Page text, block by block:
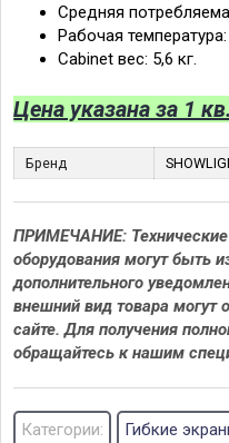
Средняя
Рабочая
Cabinet вес: 5,6 кг.
Цена указана за 1
Бренд
ПРИМЕЧАНИЕ: Технические
оборудования могут быть
дополнительного
внешний вид товара могут
сайте. Для получения
обращайтесь к нашим
Категории: Гибкие